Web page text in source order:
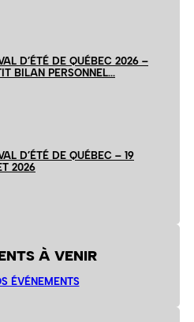
D’ÉTÉ DE QUÉBEC 2026 –
BILAN PERSONNEL…
D’ÉTÉ DE QUÉBEC – 19
2026
À VENIR
ÉVÉNEMENTS